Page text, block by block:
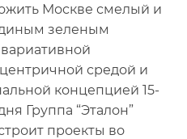
Москве смелый и
зеленым
средой и
концепцией 15-
Группа “Эталон”
проекты во